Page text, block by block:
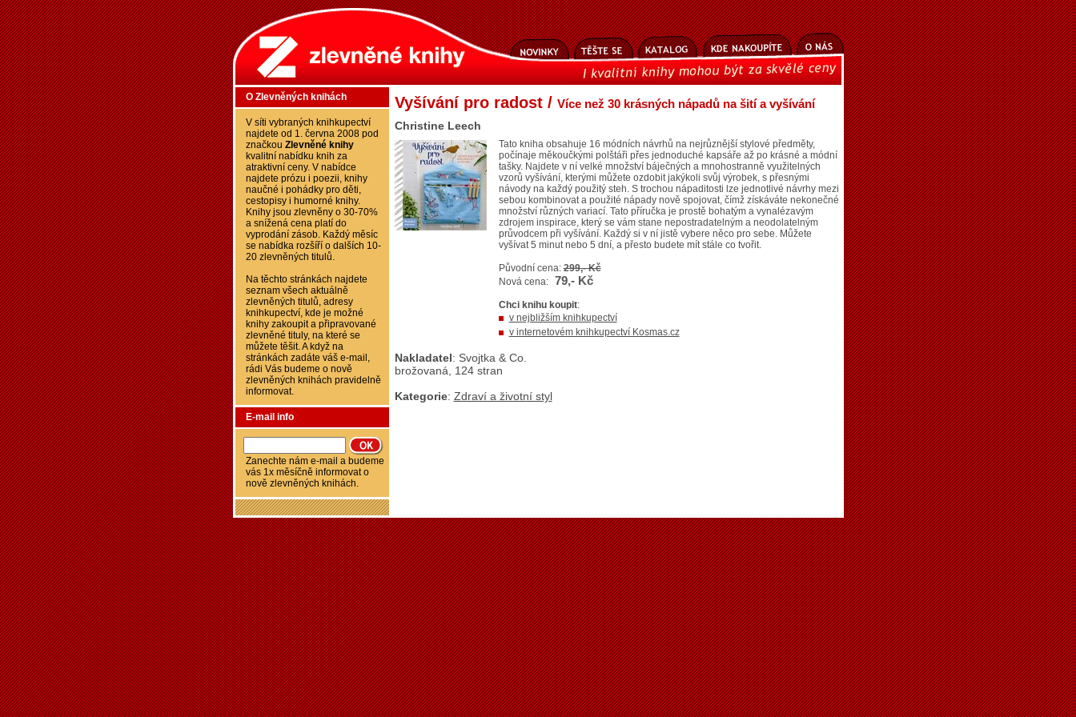
Vyšívání pro radost / Více než 30 krásných nápadů na šití a vyšívání
Christine Leech
Tato kniha obsahuje 16 módních návrhů na nejrůznější stylové předměty,
počínaje měkoučkými polštáři přes jednoduché kapsáře až po krásné a módní
tašky. Najdete v ní velké množství báječných a mnohostranně využitelných
vzorů vyšívání, kterými můžete ozdobit jakýkoli svůj výrobek, s přesnými
návody na každý použitý steh. S trochou nápaditosti lze jednotlivé návrhy mezi
sebou kombinovat a použité nápady nově spojovat, čímž získáváte nekonečné
množství různých variací. Tato příručka je prostě bohatým a vynalézavým
zdrojem inspirace, který se vám stane nepostradatelným a neodolatelným
průvodcem při vyšívání. Každý si v ní jistě vybere něco pro sebe. Můžete
vyšívat 5 minut nebo 5 dní, a přesto budete mít stále co tvořit.
Původní cena:299,- Kč
Nová cena: 79,- Kč
Chci knihu koupit:
v nejbližším knihkupectví
v internetovém knihkupectví Kosmas.cz
Nakladatel: Svojtka & Co.
brožovaná, 124 stran
Kategorie: Zdraví a životní styl
O Zlevněných knihách
V síti vybraných knihkupectví
najdete od 1. června 2008 pod
značkou Zlevněné knihy
kvalitní nabídku knih za
atraktivní ceny. V nabídce
najdete prózu i poezii, knihy
naučné i pohádky pro děti,
cestopisy i humorné knihy.
Knihy jsou zlevněny o 30-70%
a snížená cena platí do
vyprodání zásob. Každý měsíc
se nabídka rozšíří o dalších 10-
20 zlevněných titulů.
Na těchto stránkách najdete
seznam všech aktuálně
zlevněných titulů, adresy
knihkupectví, kde je možné
knihy zakoupit a připravované
zlevněné tituly, na které se
můžete těšit. A když na
stránkách zadáte váš e-mail,
rádi Vás budeme o nově
zlevněných knihách pravidelně
informovat.
E-mail info
Zanechte nám e-mail a budeme
vás 1x měsíčně informovat o
nově zlevněných knihách.